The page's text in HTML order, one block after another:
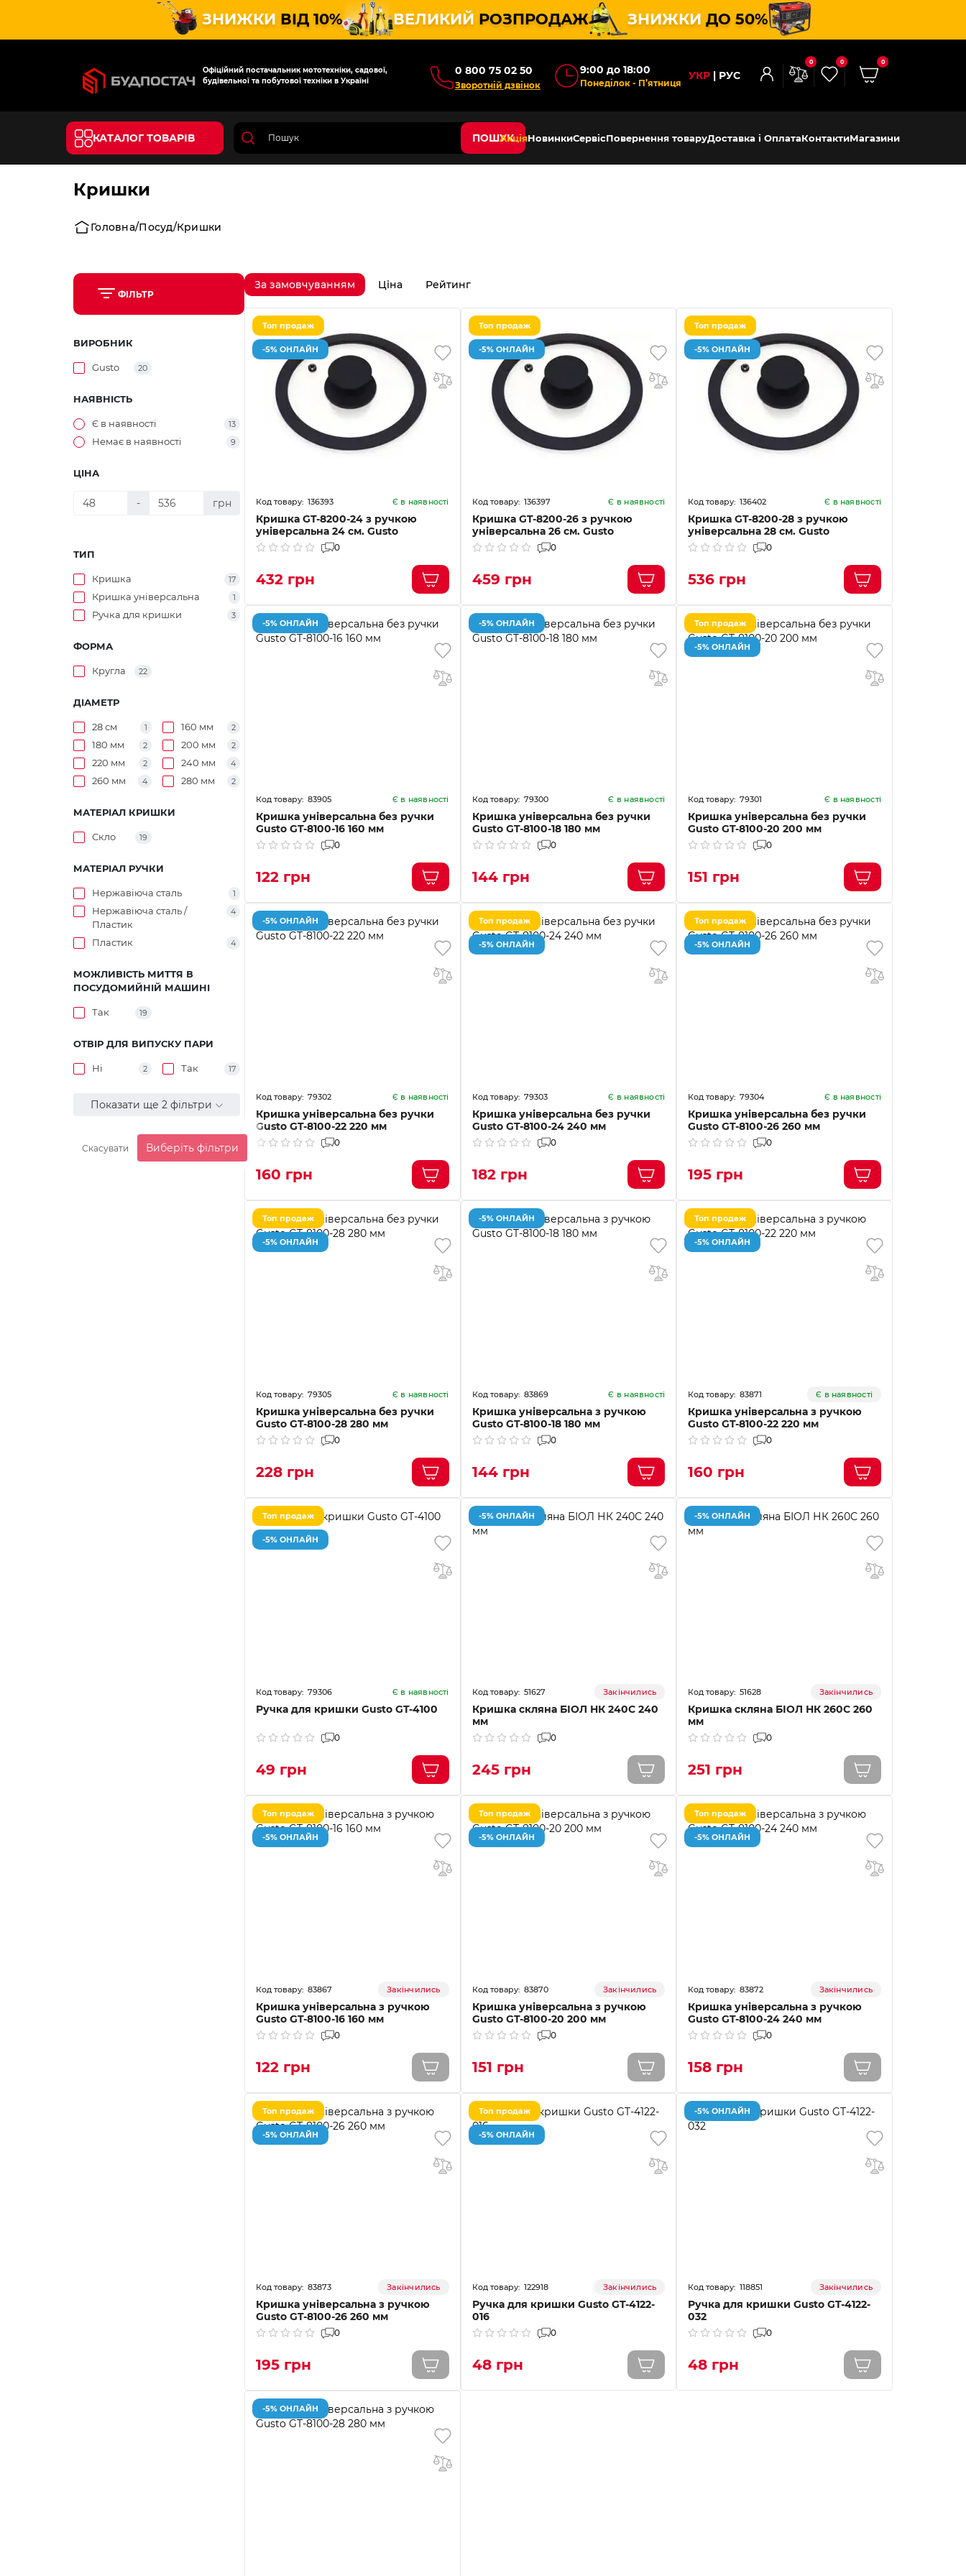
ЗНИЖКИ ВІД 10% ВЕЛИКИЙ РОЗПРОДАЖ ЗНИЖКИ ДО 50%
Офіційний постачальник мототехніки, садової,
будівельної та побутової техніки в Україні
0 800 75 02 50
Зворотній дзвінок
9:00 до 18:00
Понеділок - П’ятниця
УКР РУС
0 0 0
КАТАЛОГ ТОВАРІВ ПОШУКАкціяНовинкиСервісПовернення товаруДоставка і ОплатаКонтактиМагазини
Кришки
Головна Посуд Кришки
ФІЛЬТР
ВИРОБНИК
Gusto 20
НАЯВНІСТЬ
Є в наявності 13
Немає в наявності 9
ЦІНА
- грн
ТИП
Кришка 17
Кришка універсальна 1
Ручка для кришки 3
ФОРМА
Кругла 22
ДІАМЕТР
28 см 1 160 мм 2
180 мм 2 200 мм 2
220 мм 2 240 мм 4
260 мм 4 280 мм 2
МАТЕРІАЛ КРИШКИ
Скло 19
МАТЕРІАЛ РУЧКИ
Нержавіюча сталь 1
Нержавіюча сталь /
Пластик
4
Пластик 4
МОЖЛИВІСТЬ МИТТЯ В
ПОСУДОМИЙНІЙ МАШИНІ
Так 19
ОТВІР ДЛЯ ВИПУСКУ ПАРИ
Ні 2 Так 17
Показати ще 2 фільтри
Скасувати Виберіть фільтри
За замовчуванням Ціна Рейтинг
Топ продаж
-5% ОНЛАЙН
136393 Є в наявності
Кришка GT-8200-24 з ручкою
універсальна 24 см. Gusto
0
432 грн
Топ продаж
-5% ОНЛАЙН
136397 Є в наявності
Кришка GT-8200-26 з ручкою
універсальна 26 см. Gusto
0
459 грн
Топ продаж
-5% ОНЛАЙН
136402 Є в наявності
Кришка GT-8200-28 з ручкою
універсальна 28 см. Gusto
0
536 грн
-5% ОНЛАЙН
83905 Є в наявності
Кришка універсальна без ручки
Gusto GT-8100-16 160 мм
0
122 грн
-5% ОНЛАЙН
79300 Є в наявності
Кришка універсальна без ручки
Gusto GT-8100-18 180 мм
0
144 грн
Топ продаж
-5% ОНЛАЙН
79301 Є в наявності
Кришка універсальна без ручки
Gusto GT-8100-20 200 мм
0
151 грн
-5% ОНЛАЙН
79302 Є в наявності
Кришка універсальна без ручки
Gusto GT-8100-22 220 мм
0
160 грн
Топ продаж
-5% ОНЛАЙН
79303 Є в наявності
Кришка універсальна без ручки
Gusto GT-8100-24 240 мм
0
182 грн
Топ продаж
-5% ОНЛАЙН
79304 Є в наявності
Кришка універсальна без ручки
Gusto GT-8100-26 260 мм
0
195 грн
Топ продаж
-5% ОНЛАЙН
79305 Є в наявності
Кришка універсальна без ручки
Gusto GT-8100-28 280 мм
0
228 грн
-5% ОНЛАЙН
83869 Є в наявності
Кришка універсальна з ручкою
Gusto GT-8100-18 180 мм
0
144 грн
Топ продаж
-5% ОНЛАЙН
83871 Є в наявності
Кришка універсальна з ручкою
Gusto GT-8100-22 220 мм
0
160 грн
Топ продаж
-5% ОНЛАЙН
79306 Є в наявності
Ручка для кришки Gusto GT-4100
0
49 грн
-5% ОНЛАЙН
51627 Закінчились
Кришка скляна БІОЛ НК 240С 240
мм
0
245 грн
-5% ОНЛАЙН
51628 Закінчились
Кришка скляна БІОЛ НК 260С 260
мм
0
251 грн
Топ продаж
-5% ОНЛАЙН
83867 Закінчились
Кришка універсальна з ручкою
Gusto GT-8100-16 160 мм
0
122 грн
Топ продаж
-5% ОНЛАЙН
83870 Закінчились
Кришка універсальна з ручкою
Gusto GT-8100-20 200 мм
0
151 грн
Топ продаж
-5% ОНЛАЙН
83872 Закінчились
Кришка універсальна з ручкою
Gusto GT-8100-24 240 мм
0
158 грн
Топ продаж
-5% ОНЛАЙН
83873 Закінчились
Кришка універсальна з ручкою
Gusto GT-8100-26 260 мм
0
195 грн
Топ продаж
-5% ОНЛАЙН
122918 Закінчились
Ручка для кришки Gusto GT-4122-
016
0
48 грн
-5% ОНЛАЙН
118851 Закінчились
Ручка для кришки Gusto GT-4122-
032
0
48 грн
-5% ОНЛАЙН